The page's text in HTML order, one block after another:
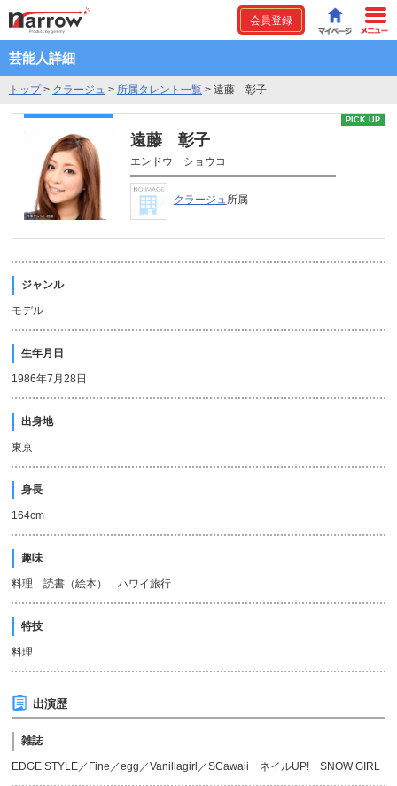
会員登録
芸能人詳細
トップ> クラージュ > 所属タレント一覧 > 遠藤 彰子
PICK UP
遠藤 彰子
エンドウ ショウコ
クラージュ所属
ジャンル
モデル
生年月日
1986年7月28日
出身地
東京
身長
164cm
趣味
料理 読書（絵本） ハワイ旅行
特技
料理
出演歴
雑誌
EDGE STYLE／Fine／egg／Vanillagirl／SCawaii ネイルUP! SNOW GIRL